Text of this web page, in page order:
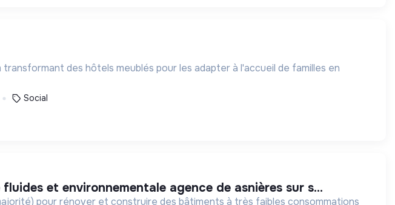
des hôtels meublés pour les adapter à l'accueil de familles en
Social
et environnementale agence de asnières sur s...
pour rénover et construire des bâtiments à très faibles consommations